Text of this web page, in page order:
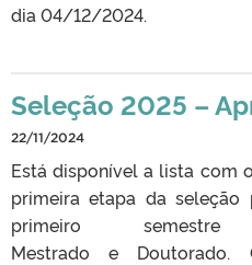
dia 04/12/2024.
Seleção 2025 –
22/11/2024
Está disponível a lista com
primeira etapa da seleção
primeiro
Mestrado e Doutorado.